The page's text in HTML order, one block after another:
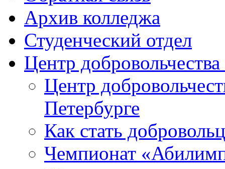
Архив колледжа
Студенческий отдел
Центр
Центр
Петербурге
Как стать
Чемпионат